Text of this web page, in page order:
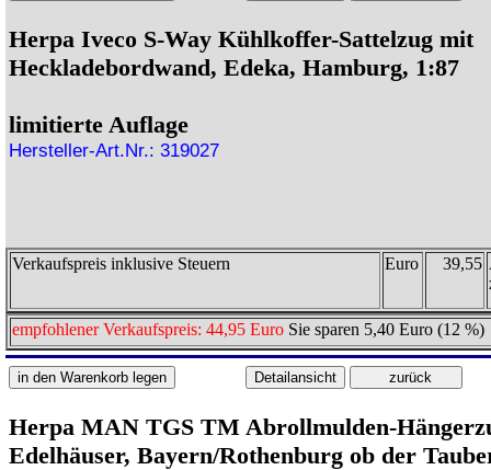
Herpa Iveco S-Way Kühlkoffer-Sattelzug mit
Heckladebordwand, Edeka, Hamburg, 1:87
limitierte Auflage
Hersteller-Art.Nr.: 319027
Verkaufspreis inklusive Steuern Euro 39,55
empfohlener Verkaufspreis: 44,95 Euro Sie sparen 5,40 Euro (12 %)
Herpa MAN TGS TM Abrollmulden-
Edelhäuser, Bayern/Rothenburg ob der